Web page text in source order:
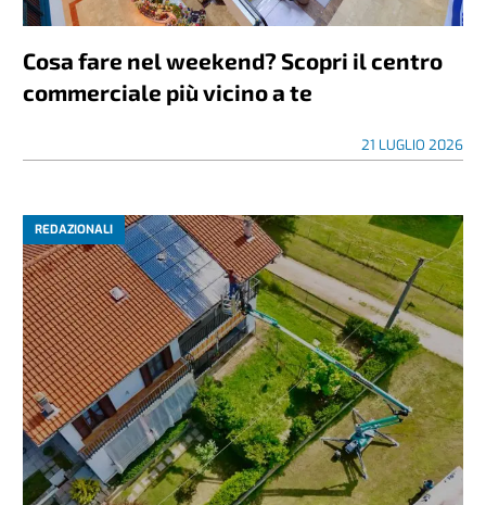
Cosa fare nel weekend? Scopri il centro
commerciale più vicino a te
21 LUGLIO 2026
REDAZIONALI